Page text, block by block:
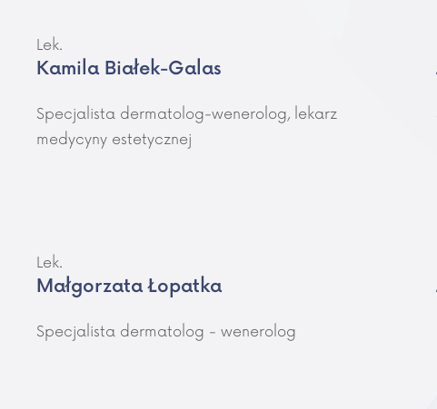
Lek.
Kamila Białek-Galas
Specjalista dermatolog-wenerolog, lekarz
medycyny estetycznej
Lek.
Małgorzata Łopatka
Specjalista dermatolog - wenerolog